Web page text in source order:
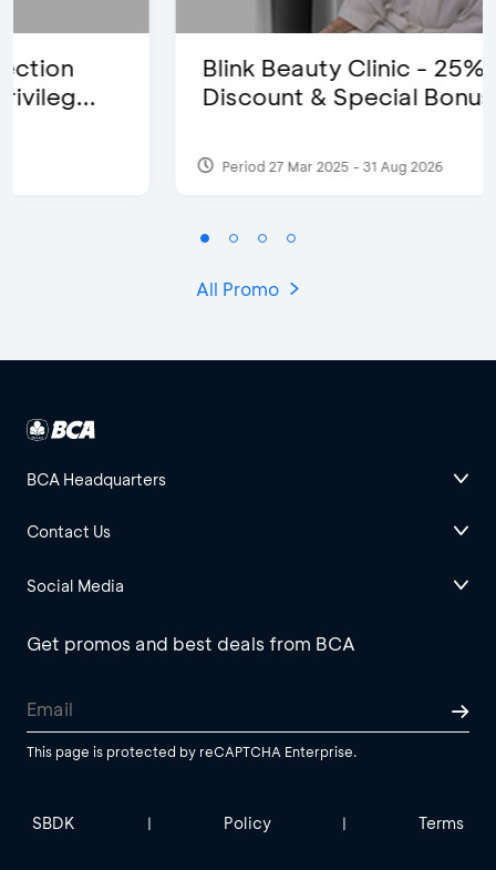
Blink Beauty Clinic - 25%
Discount & Special Bonus
Period 27 Mar 2025 - 31 Aug 2026
All Promo
BCA Headquarters
Contact Us
Social Media
Get promos and best deals from BCA
This page is protected by reCAPTCHA Enterprise.
SBDK | Policy | Terms